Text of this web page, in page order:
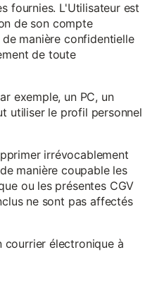
fournies. L'Utilisateur est
de son compte
manière confidentielle
de toute
exemple, un PC, un
utiliser le profil personnel
irrévocablement
manière coupable les
ou les présentes CGV
ne sont pas affectés
courrier électronique à